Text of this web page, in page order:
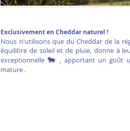
Exclusivement en Cheddar naturel !
Nous n'utilisons que du Cheddar de la
équilibre de soleil et de pluie, donne à
exceptionnelle 🐄 , apportant un goût
mature .